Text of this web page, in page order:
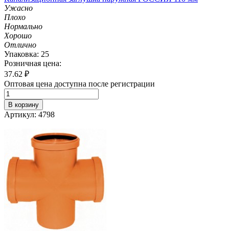
Ужасно
Плохо
Нормально
Хорошо
Отлично
Упаковка: 25
Розничная цена:
37.62 ₽
Оптовая цена доступна после регистрации
В корзину
Артикул: 4798